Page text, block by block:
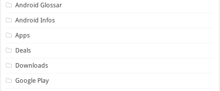
Android Glossar
Android Infos
Apps
Deals
Downloads
Google Play